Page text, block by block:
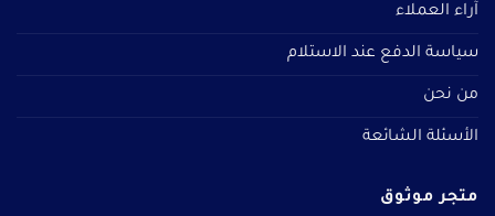
آراء العملاء
سياسة الدفع عند الاستلام
من نحن
الأسئلة الشائعة
متجر موثوق